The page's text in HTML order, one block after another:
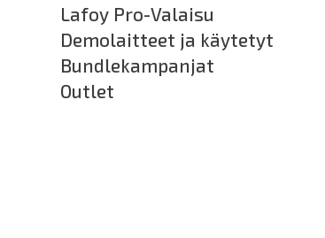
Lafoy Pro-Valaisu
Demolaitteet ja käytetyt
Bundlekampanjat
Outlet